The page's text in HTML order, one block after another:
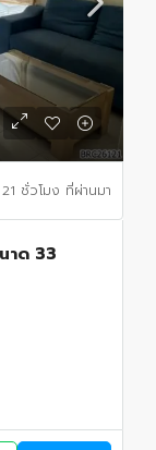
21 ชั่วโมง ที่ผ่านมา
าด 33